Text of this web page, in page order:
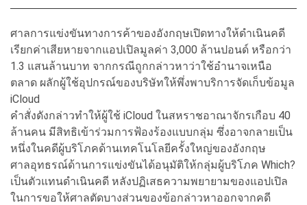
ศาลการแข่งขันทางการค้าของอังกฤษเปิดทางให้ดำเนินคดี
เรียกค่าเสียหายจากแอปเปิลมูลค่า 3,000 ล้านปอนด์ หรือกว่า
1.3 แสนล้านบาท จากกรณีถูกกล่าวหาว่าใช้อำนาจเหนือ
ตลาด ผลักผู้ใช้อุปกรณ์ของบริษัทให้พึ่งพาบริการจัดเก็บข้อมูล
iCloud
คำสั่งดังกล่าวทำให้ผู้ใช้ iCloud ในสหราชอาณาจักรเกือบ 40
ล้านคน มีสิทธิเข้าร่วมการฟ้องร้องแบบกลุ่ม ซึ่งอาจกลายเป็น
หนึ่งในคดีผู้บริโภคด้านเทคโนโลยีครั้งใหญ่ของอังกฤษ
ศาลอุทธรณ์ด้านการแข่งขันได้อนุมัติให้กลุ่มผู้บริโภค Which?
เป็นตัวแทนดำเนินคดี หลังปฏิเสธความพยายามของแอปเปิล
ในการขอให้ศาลตัดบางส่วนของข้อกล่าวหาออกจากคดี